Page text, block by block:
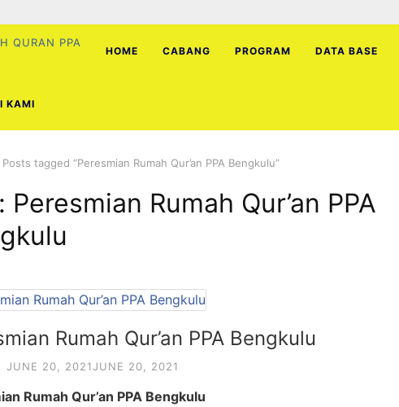
HOME CABANG PROGRAM DATA BASE
KAMI
Posts tagged “Peresmian Rumah Qur’an PPA Bengkulu”
Peresmian Rumah Qur’an PPA
Rumah Qur’an PPA Bengkulu
JUNE 20, 2021JUNE 20, 2021
Rumah Qur’an PPA Bengkulu